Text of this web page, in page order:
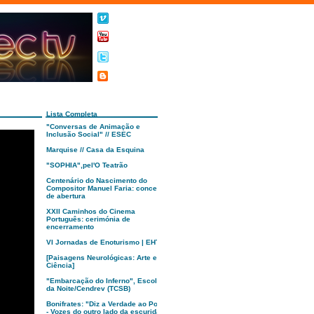
Lista Completa
"Conversas de Animação e
Inclusão Social" // ESEC
Marquise // Casa da Esquina
"SOPHIA",pel'O Teatrão
Centenário do Nascimento do
Compositor Manuel Faria: concerto
de abertura
XXII Caminhos do Cinema
Português: cerimónia de
encerramento
VI Jornadas de Enoturismo | EHTC
[Paisagens Neurológicas: Arte e
Ciência]
"Embarcação do Inferno", Escola
da Noite/Cendrev (TCSB)
Bonifrates: "Diz a Verdade ao Poder
- Vozes do outro lado da escuridão"